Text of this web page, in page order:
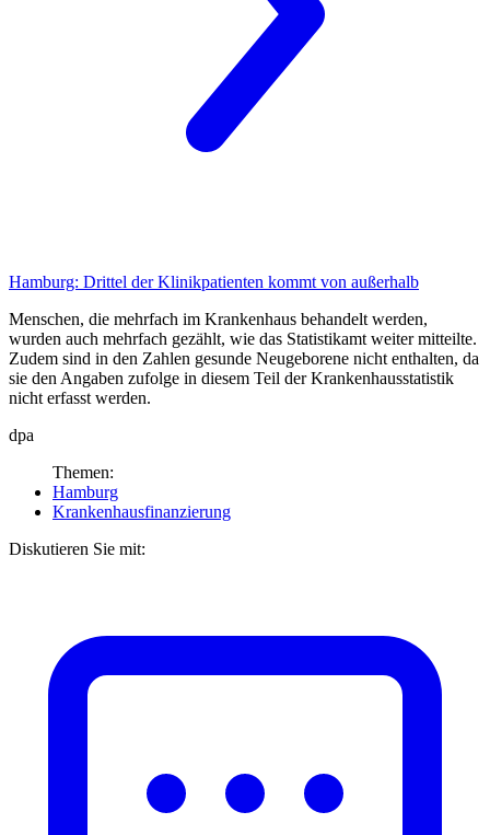
Hamburg: Drittel der Klinikpatienten kommt von außerhalb
Menschen, die mehrfach im Krankenhaus behandelt werden,
wurden auch mehrfach gezählt, wie das Statistik­amt weiter mitteilte.
Zudem sind in den Zahlen gesunde Neugeborene nicht enthalten, da
sie den Angaben zufolge in diesem Teil der Krankenhausstatistik
nicht erfasst werden.
dpa
Themen:
Hamburg
Krankenhausfinanzierung
Diskutieren Sie mit: